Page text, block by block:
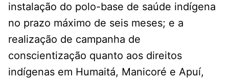
instalação do polo-base de saúde indígena
no prazo máximo de seis meses; e a
realização de campanha de
conscientização quanto aos direitos
indígenas em Humaitá, Manicoré e Apuí,